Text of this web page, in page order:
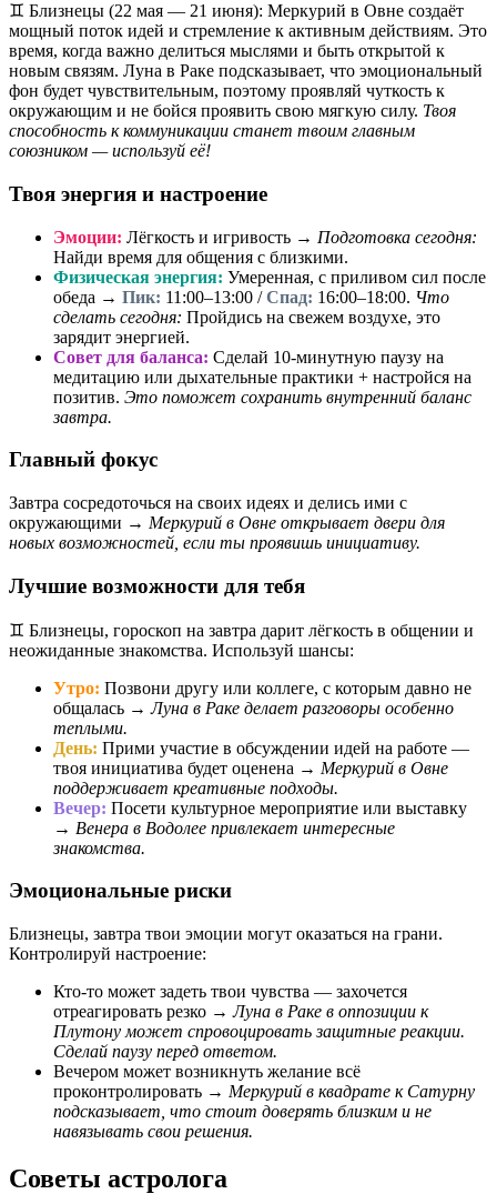
♊ Близнецы (22 мая — 21 июня): Меркурий в Овне создаёт
мощный поток идей и стремление к активным действиям. Это
время, когда важно делиться мыслями и быть открытой к
новым связям. Луна в Раке подсказывает, что эмоциональный
фон будет чувствительным, поэтому проявляй чуткость к
окружающим и не бойся проявить свою мягкую силу. Твоя
способность к коммуникации станет твоим главным
союзником — используй её!
Твоя энергия и настроение
Эмоции: Лёгкость и игривость → Подготовка сегодня:
Найди время для общения с близкими.
Физическая энергия: Умеренная, с приливом сил после
обеда → Пик: 11:00–13:00 /Спад: 16:00–18:00. Что
сделать сегодня: Пройдись на свежем воздухе, это
зарядит энергией.
Совет для баланса: Сделай 10-минутную паузу на
медитацию или дыхательные практики + настройся на
позитив. Это поможет сохранить внутренний баланс
завтра.
Главный фокус
Завтра сосредоточься на своих идеях и делись ими с
окружающими → Меркурий в Овне открывает двери для
новых возможностей, если ты проявишь инициативу.
Лучшие возможности для тебя
♊ Близнецы, гороскоп на завтра дарит лёгкость в общении и
неожиданные знакомства. Используй шансы:
Утро: Позвони другу или коллеге, с которым давно не
общалась →Луна в Раке делает разговоры особенно
теплыми.
День: Прими участие в обсуждении идей на работе —
твоя инициатива будет оценена → Меркурий в Овне
поддерживает креативные подходы.
Вечер: Посети культурное мероприятие или выставку
→ Венера в Водолее привлекает интересные
знакомства.
Эмоциональные риски
Близнецы, завтра твои эмоции могут оказаться на грани.
Контролируй настроение:
Кто-то может задеть твои чувства — захочется
отреагировать резко →Луна в Раке в оппозиции к
Плутону может спровоцировать защитные реакции.
Сделай паузу перед ответом.
Вечером может возникнуть желание всё
проконтролировать → Меркурий в квадрате к Сатурну
подсказывает, что стоит доверять близким и не
навязывать свои решения.
Советы астролога